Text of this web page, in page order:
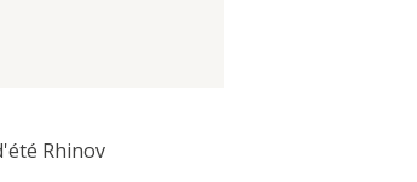
Rhinov